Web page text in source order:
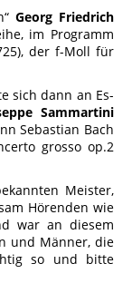
Georg Friedrich
im Programm
der f-Moll für
sich dann an Es-
Sammartini
Sebastian Bach
grosso op.2
Meister,
Hörenden wie
war an diesem
und Männer, die
so und bitte